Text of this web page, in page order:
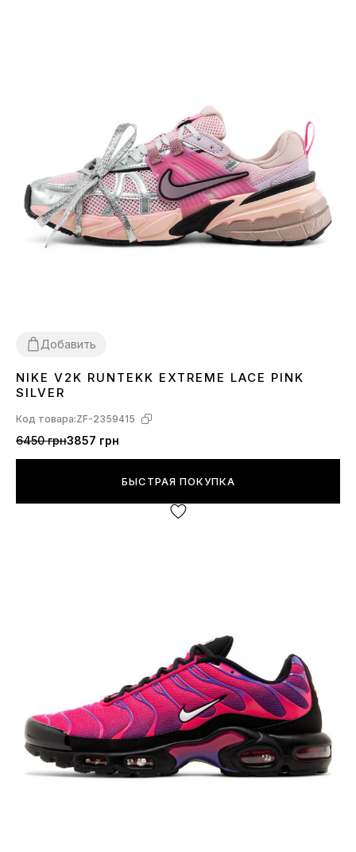
Добавить
3637 383940
NIKE V2K RUNTEKK EXTREME LACE PINK
SILVER
Код товара:ZF-2359415
6450 грн3857 грн
БЫСТРАЯ ПОКУПКА